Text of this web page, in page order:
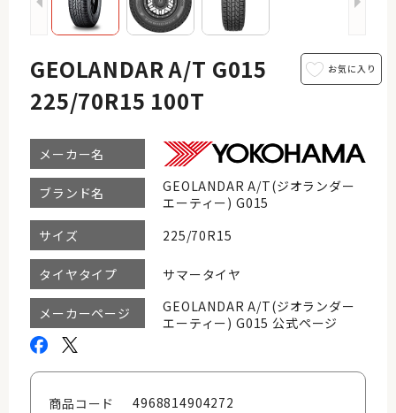
GEOLANDAR A/T G015
225/70R15 100T
メーカー名
ブランド名
GEOLANDAR A/T(ジオランダー
エーティー) G015
サイズ
225/70R15
タイヤタイプ サマータイヤ
メーカーページ
GEOLANDAR A/T(ジオランダー
エーティー) G015 公式ページ
商品コード 4968814904272